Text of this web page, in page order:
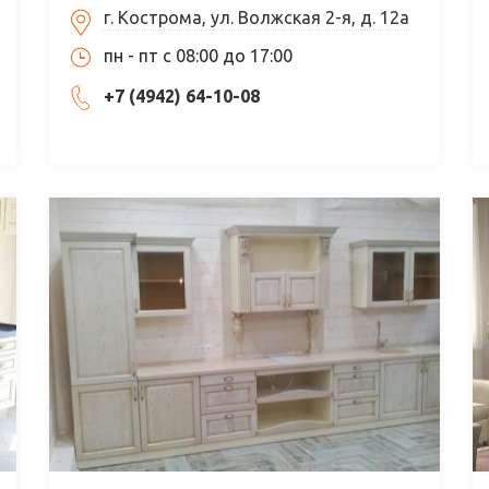
г. Кострома, ул. Волжская 2-я, д. 12а
пн - пт c 08:00 до 17:00
+7 (4942) 64-10-08